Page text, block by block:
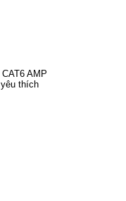
AMP
thích